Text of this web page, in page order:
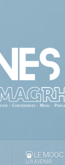
LE MOOC
LOI AVENIR